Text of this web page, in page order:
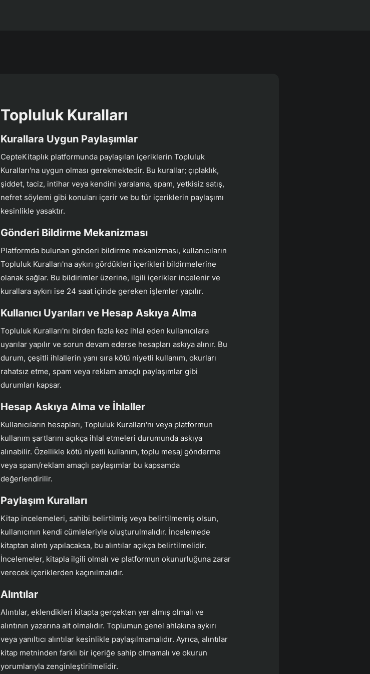
Topluluk Kuralları
Kurallara Uygun Paylaşımlar
CepteKitaplık platformunda paylaşılan içeriklerin Topluluk
Kuralları'na uygun olması gerekmektedir. Bu kurallar; çıplaklık,
şiddet, taciz, intihar veya kendini yaralama, spam, yetkisiz satış,
nefret söylemi gibi konuları içerir ve bu tür içeriklerin paylaşımı
kesinlikle yasaktır.
Gönderi Bildirme Mekanizması
Platformda bulunan gönderi bildirme mekanizması, kullanıcıların
Topluluk Kuralları'na aykırı gördükleri içerikleri bildirmelerine
olanak sağlar. Bu bildirimler üzerine, ilgili içerikler incelenir ve
kurallara aykırı ise 24 saat içinde gereken işlemler yapılır.
Kullanıcı Uyarıları ve Hesap Askıya Alma
Topluluk Kuralları'nı birden fazla kez ihlal eden kullanıcılara
uyarılar yapılır ve sorun devam ederse hesapları askıya alınır. Bu
durum, çeşitli ihlallerin yanı sıra kötü niyetli kullanım, okurları
rahatsız etme, spam veya reklam amaçlı paylaşımlar gibi
durumları kapsar.
Hesap Askıya Alma ve İhlaller
Kullanıcıların hesapları, Topluluk Kuralları'nı veya platformun
kullanım şartlarını açıkça ihlal etmeleri durumunda askıya
alınabilir. Özellikle kötü niyetli kullanım, toplu mesaj gönderme
veya spam/reklam amaçlı paylaşımlar bu kapsamda
değerlendirilir.
Paylaşım Kuralları
Kitap incelemeleri, sahibi belirtilmiş veya belirtilmemiş olsun,
kullanıcının kendi cümleleriyle oluşturulmalıdır. İncelemede
kitaptan alıntı yapılacaksa, bu alıntılar açıkça belirtilmelidir.
İncelemeler, kitapla ilgili olmalı ve platformun okunurluğuna zarar
verecek içeriklerden kaçınılmalıdır.
Alıntılar
Alıntılar, eklendikleri kitapta gerçekten yer almış olmalı ve
alıntının yazarına ait olmalıdır. Toplumun genel ahlakına aykırı
veya yanıltıcı alıntılar kesinlikle paylaşılmamalıdır. Ayrıca, alıntılar
kitap metninden farklı bir içeriğe sahip olmamalı ve okurun
yorumlarıyla zenginleştirilmelidir.